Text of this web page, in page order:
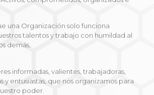
una Organización solo funciona
talentos y trabajo con humildad al
demás.
informadas, valientes, trabajadoras,
y entusiastas, que nos organizamos para
poder.